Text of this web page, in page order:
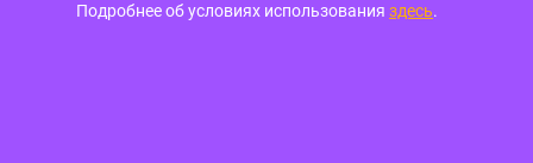
Подробнее об условиях использования здесь.